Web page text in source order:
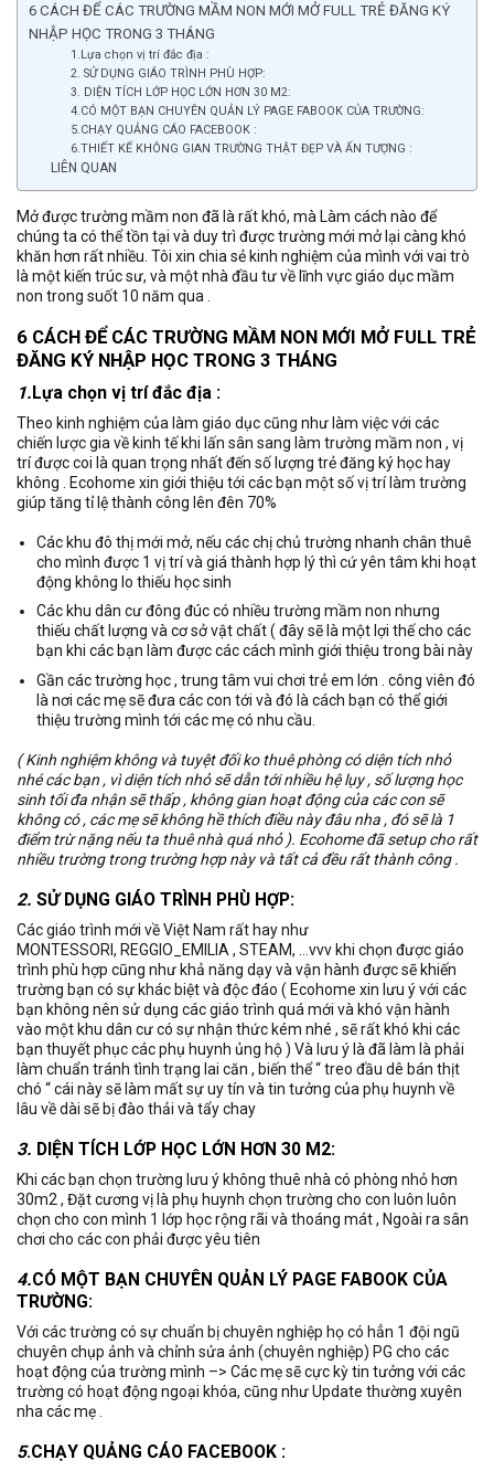
6 CÁCH ĐỂ CÁC TRƯỜNG MẦM NON MỚI MỞ FULL TRẺ ĐĂNG KÝ
NHẬP HỌC TRONG 3 THÁNG
1.Lựa chọn vị trí đắc địa :
2. SỬ DỤNG GIÁO TRÌNH PHÙ HỢP:
3. DIỆN TÍCH LỚP HỌC LỚN HƠN 30 M2:
4.CÓ MỘT BẠN CHUYÊN QUẢN LÝ PAGE FABOOK CỦA TRƯỜNG:
5.CHẠY QUẢNG CÁO FACEBOOK :
6.THIẾT KẾ KHÔNG GIAN TRƯỜNG THẬT ĐẸP VÀ ẤN TƯỢNG :
LIÊN QUAN
Mở được trường mầm non đã là rất khó, mà Làm cách nào để
chúng ta có thể tồn tại và duy trì được trường mới mở lại càng khó
khăn hơn rất nhiều. Tôi xin chia sẻ kinh nghiệm của mình với vai trò
là một kiến trúc sư, và một nhà đầu tư về lĩnh vực giáo dục mầm
non trong suốt 10 năm qua .
6 CÁCH ĐỂ CÁC TRƯỜNG MẦM NON MỚI MỞ FULL TRẺ
ĐĂNG KÝ NHẬP HỌC TRONG 3 THÁNG
1.Lựa chọn vị trí đắc địa :
Theo kinh nghiệm của làm giáo dục cũng như làm việc với các
chiến lược gia về kinh tế khi lấn sân sang làm trường mầm non , vị
trí được coi là quan trọng nhất đến số lượng trẻ đăng ký học hay
không . Ecohome xin giới thiệu tới các bạn một số vị trí làm trường
giúp tăng tỉ lệ thành công lên đên 70%
Các khu đô thị mới mở, nếu các chị chủ trường nhanh chân thuê
cho mình được 1 vị trí và giá thành hợp lý thì cứ yên tâm khi hoạt
động không lo thiếu học sinh
Các khu dân cư đông đúc có nhiều trường mầm non nhưng
thiếu chất lượng và cơ sở vật chất ( đây sẽ là một lợi thế cho các
bạn khi các bạn làm được các cách mình giới thiệu trong bài này
Gần các trường học , trung tâm vui chơi trẻ em lớn . công viên đó
là nơi các mẹ sẽ đưa các con tới và đó là cách bạn có thể giới
thiệu trường mình tới các mẹ có nhu cầu.
( Kinh nghiệm không và tuyệt đối ko thuê phòng có diện tích nhỏ
nhé các bạn , vì diện tích nhỏ sẽ dẫn tới nhiều hệ lụy , số lượng học
sinh tối đa nhận sẽ thấp , không gian hoạt động của các con sẽ
không có , các mẹ sẽ không hề thích điều này đâu nha , đó sẽ là 1
điểm trừ nặng nếu ta thuê nhà quá nhỏ ). Ecohome đã setup cho rất
nhiều trường trong trường hợp này và tất cả đều rất thành công .
2. SỬ DỤNG GIÁO TRÌNH PHÙ HỢP:
Các giáo trình mới về Việt Nam rất hay như
MONTESSORI, REGGIO_EMILIA , STEAM, …vvv khi chọn được giáo
trình phù hợp cũng như khả năng dạy và vận hành được sẽ khiến
trường bạn có sự khác biệt và độc đáo ( Ecohome xin lưu ý với các
bạn không nên sử dụng các giáo trình quá mới và khó vận hành
vào một khu dân cư có sự nhận thức kém nhé , sẽ rất khó khi các
bạn thuyết phục các phụ huynh ủng hộ ) Và lưu ý là đã làm là phải
làm chuẩn tránh tình trạng lai căn , biến thể “ treo đầu dê bán thịt
chó “ cái này sẽ làm mất sự uy tín và tin tưởng của phụ huynh về
lâu về dài sẽ bị đào thải và tẩy chay
3. DIỆN TÍCH LỚP HỌC LỚN HƠN 30 M2:
Khi các bạn chọn trường lưu ý không thuê nhà có phòng nhỏ hơn
30m2 , Đặt cương vị là phụ huynh chọn trường cho con luôn luôn
chọn cho con mình 1 lớp học rộng rãi và thoáng mát , Ngoài ra sân
chơi cho các con phải được yêu tiên
4.CÓ MỘT BẠN CHUYÊN QUẢN LÝ PAGE FABOOK CỦA
TRƯỜNG:
Với các trường có sự chuẩn bị chuyên nghiệp họ có hẳn 1 đội ngũ
chuyên chụp ảnh và chỉnh sửa ảnh (chuyên nghiệp) PG cho các
hoạt động của trường mình –> Các mẹ sẽ cực kỳ tin tưởng với các
trường có hoạt động ngoại khóa, cũng như Update thường xuyên
nha các mẹ .
5.CHẠY QUẢNG CÁO FACEBOOK :